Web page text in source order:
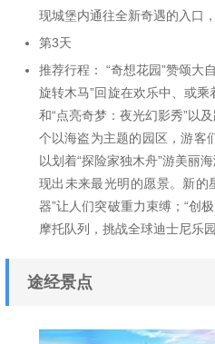
现城堡内通往全新奇遇的入口
第3天
推荐行程： “奇想花园”赞颂大
旋转木马”回旋在欢乐中、或
和“点亮奇梦：夜光幻影秀”以
个以海盗为主题的园区，游客
以划着“探险家独木舟”游美丽
现出未来最光明的愿景。新的
器”让人们突破重力束缚；“创
摩托队列，挑战全球迪士尼乐
途经景点